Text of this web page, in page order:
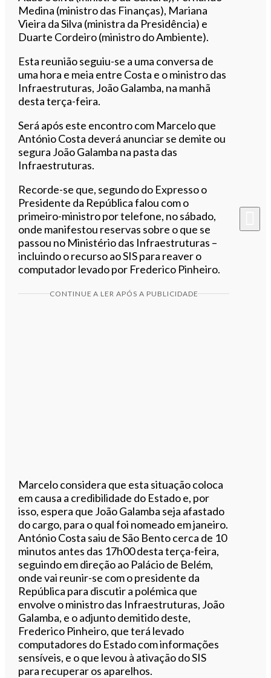
Medina (ministro das Finanças), Mariana
Vieira da Silva (ministra da Presidência) e
Duarte Cordeiro (ministro do Ambiente).
Esta reunião seguiu-se a uma conversa de
uma hora e meia entre Costa e o ministro das
Infraestruturas, João Galamba, na manhã
desta terça-feira.
Será após este encontro com Marcelo que
António Costa deverá anunciar se demite ou
segura João Galamba na pasta das
Infraestruturas.
Recorde-se que, segundo do Expresso o
Presidente da República falou com o
primeiro-ministro por telefone, no sábado,
onde manifestou reservas sobre o que se
passou no Ministério das Infraestruturas –
incluindo o recurso ao SIS para reaver o
computador levado por Frederico Pinheiro.
CONTINUE A LER APÓS A PUBLICIDADE
Marcelo considera que esta situação coloca
em causa a credibilidade do Estado e, por
isso, espera que João Galamba seja afastado
do cargo, para o qual foi nomeado em janeiro.
António Costa saiu de São Bento cerca de 10
minutos antes das 17h00 desta terça-feira,
seguindo em direção ao Palácio de Belém,
onde vai reunir-se com o presidente da
República para discutir a polémica que
envolve o ministro das Infraestruturas, João
Galamba, e o adjunto demitido deste,
Frederico Pinheiro, que terá levado
computadores do Estado com informações
sensíveis, e o que levou à ativação do SIS
para recuperar os aparelhos.